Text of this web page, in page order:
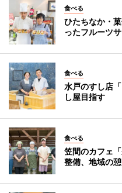
食べる
ひたちなか・
ったフルーツ
食べる
水戸のすし店
し屋目指す
食べる
笠間のカフェ
整備、地域の